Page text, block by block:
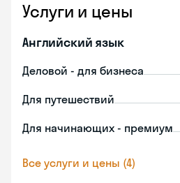
Услуги и цены
Английский язык
Деловой - для бизнеса
Для путешествий
Для начинающих - премиум
Все услуги и цены (4)